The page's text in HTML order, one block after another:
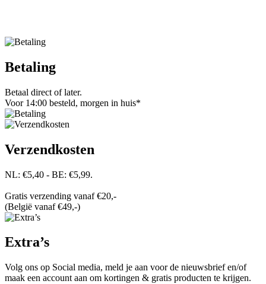
Betaling
Betaal direct of later.
Voor 14:00 besteld, morgen in huis*
Verzendkosten
NL: €5,40 - BE: €5,99.
Gratis verzending vanaf €20,-
(België vanaf €49,-)
Extra’s
Volg ons op Social media, meld je aan voor de nieuwsbrief en/of
maak een account aan om kortingen & gratis producten te krijgen.